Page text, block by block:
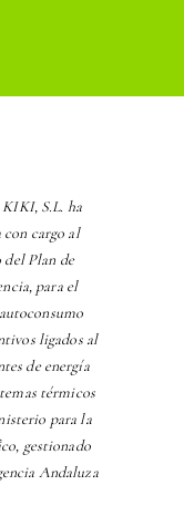
S.L. ha
cargo al
Plan de
para el
ligados al
de energía
térmicos
para la
gestionado
Andaluza